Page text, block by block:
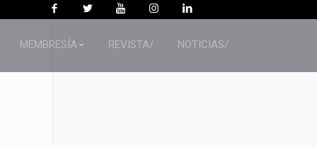
MEMBRESÍA REVISTA/ NOTICIAS/